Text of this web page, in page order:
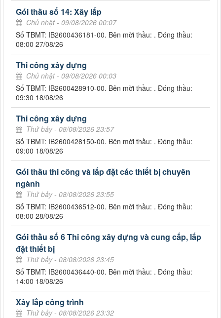
Gói thầu số 14: Xây lắp
Chủ nhật - 09/08/2026 00:07
Số TBMT: IB2600436181-00. Bên mời thầu: . Đóng thầu:
08:00 27/08/26
Thi công xây dựng
Chủ nhật - 09/08/2026 00:03
Số TBMT: IB2600428910-00. Bên mời thầu: . Đóng thầu:
09:30 18/08/26
Thi công xây dựng
Thứ bảy - 08/08/2026 23:57
Số TBMT: IB2600428150-00. Bên mời thầu: . Đóng thầu:
09:00 18/08/26
Gói thầu thi công và lắp đặt các thiết bị chuyên
ngành
Thứ bảy - 08/08/2026 23:55
Số TBMT: IB2600436512-00. Bên mời thầu: . Đóng thầu:
08:00 28/08/26
Gói thầu số 6 Thi công xây dựng và cung cấp, lắp
đặt thiết bị
Thứ bảy - 08/08/2026 23:45
Số TBMT: IB2600436440-00. Bên mời thầu: . Đóng thầu:
14:00 18/08/26
Xây lắp công trình
Thứ bảy - 08/08/2026 23:32